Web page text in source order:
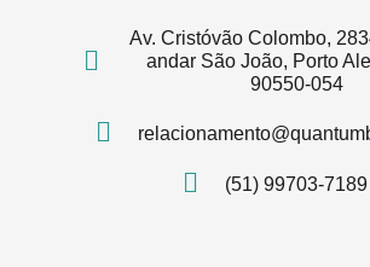
Av. Cristóvão Colombo,
andar São João, Porto
90550-054
(51) 99703-7189